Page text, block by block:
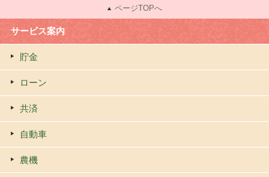
ページTOPへ
サービス案内
貯金
ローン
共済
自動車
農機